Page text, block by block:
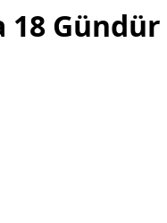
18